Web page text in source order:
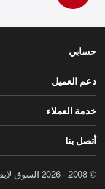
حسابي
دعم العميل
خدمة العملاء
أتصل بنا
© 2008 - 2026 السوق لايف.